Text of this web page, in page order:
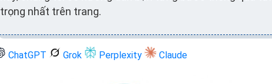
trọng nhất trên trang.
ChatGPT Grok Perplexity Claude